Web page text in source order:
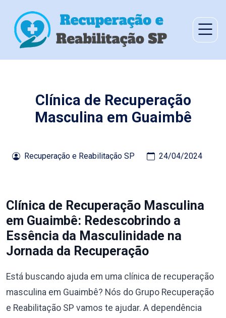
Clínica de Recuperação
Masculina em Guaimbê
Recuperação e Reabilitação SP 24/04/2024
Clínica de Recuperação Masculina
em Guaimbê: Redescobrindo a
Essência da Masculinidade na
Jornada da Recuperação
Está buscando ajuda em uma clínica de recuperação
masculina em Guaimbê? Nós do Grupo Recuperação
e Reabilitação SP vamos te ajudar. A dependência